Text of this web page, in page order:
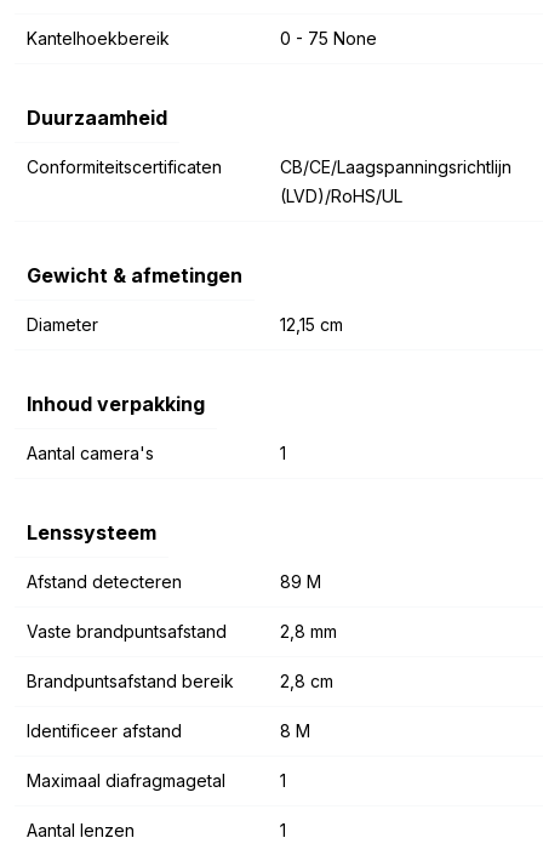
Kantelhoekbereik 0 - 75 None
Duurzaamheid
Conformiteitscertificaten
CB/CE/Laagspanningsrichtlijn
(LVD)/RoHS/UL
Gewicht & afmetingen
Diameter 12,15 cm
Inhoud verpakking
Aantal camera's 1
Lenssysteem
Afstand detecteren 89 M
Vaste brandpuntsafstand 2,8 mm
Brandpuntsafstand bereik 2,8 cm
Identificeer afstand 8 M
Maximaal diafragmagetal 1
Aantal lenzen 1